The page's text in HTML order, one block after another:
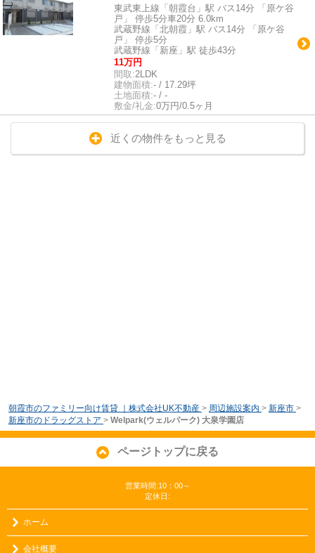
東武東上線「朝霞台」駅 バス14分 「原ケ谷
戸」 停歩5分車20分 6.0km
武蔵野線「北朝霞」駅 バス14分 「原ケ谷
戸」 停歩5分
武蔵野線「新座」駅 徒歩43分
11万円
間取:2LDK
建物面積:- / 17.29坪
土地面積:- / -
敷金/礼金:0万円/0.5ヶ月
近くの物件をもっと見る
朝霞市のファミリー向け賃貸 ｜株式会社UK不動産 > 周辺施設案内 > 新座市 >
新座市のドラッグストア > Welpark(ウェルパーク) 大泉学園店
ページトップに戻る
営業時間:10：00～
定休日:
ホーム
会社概要